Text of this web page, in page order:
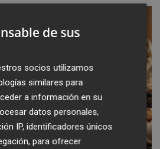
de sus
socios utilizamos
similares para
a información en su
datos personales,
IP, identificadores únicos
para ofrecer